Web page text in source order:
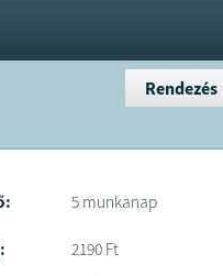
Rendezés
5 munkanap
2190 Ft